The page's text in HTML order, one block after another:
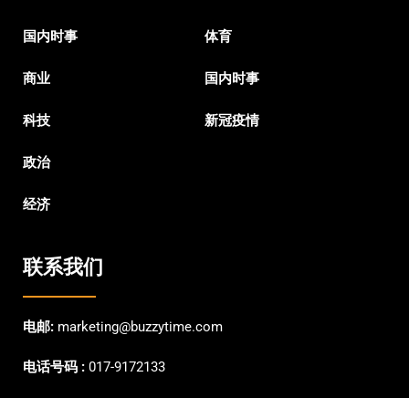
国内时事
商业
科技
政治
经济
体育
国内时事
新冠疫情
联系我们
电邮: marketing@buzzytime.com
电话号码 : 017-9172133